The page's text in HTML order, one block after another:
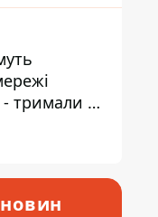
тримали 39